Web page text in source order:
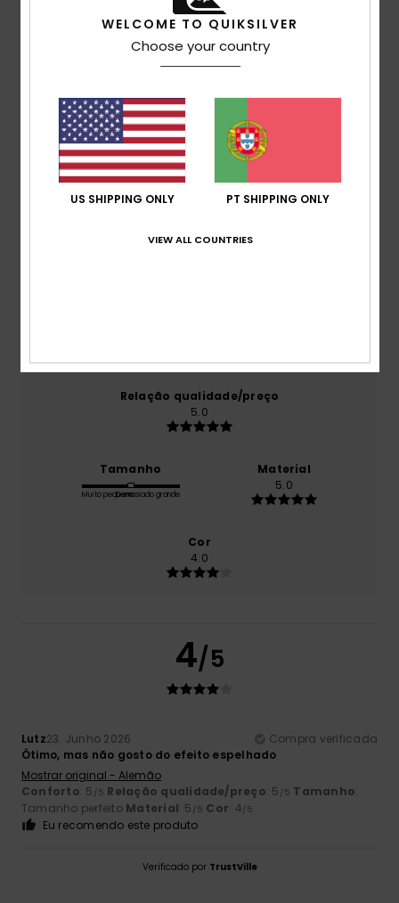
Avaliações dos clientes
Pontuação média
4.0
2026
Relação qualidade/preço
5.0
Tamanho
Muito pequenoDemasiado grande
Material
5.0
Cor
4.0
4/5
Lutz23. Junho 2026
Compra verificada
Ótimo, mas não gosto do efeito espelhado
Mostrar original - Alemão
Conforto: 5 /5 Relação qualidade/preço: 5 /5 Tamanho:
Tamanho perfeito Material: 5 /5 Cor: 4/5
Eu recomendo este produto
Verificado por TrustVille
WELCOME TO QUIKSILVER
Choose your country
US SHIPPING ONLY PT SHIPPING ONLY
VIEW ALL COUNTRIES